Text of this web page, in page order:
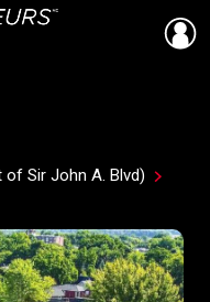
of Sir John A. Blvd)